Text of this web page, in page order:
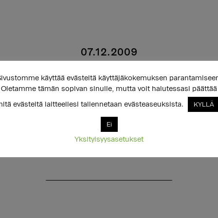
07.12.2009
28.2.2010
käyttää evästeitä käyttäjäkokemuksen
Oletamme tämän sopivan sinulle, mutta voit halutessasi päättää
evästeitä laitteellesi tallennetaan evästeaseuksista. KYLLÄ
Ei
Yksityisyysasetukset